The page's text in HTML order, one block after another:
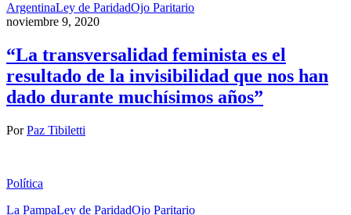
ArgentinaLey de ParidadOjo Paritario
noviembre 9, 2020
“La transversalidad feminista es el
resultado de la invisibilidad que nos han
dado durante muchísimos años”
PorPaz Tibiletti
Política
La PampaLey de ParidadOjo Paritario